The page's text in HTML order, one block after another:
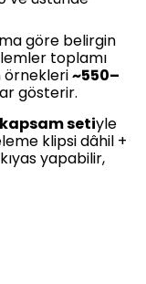
göre belirgin
toplamı
örnekleri~550–
gösterir.
setiyle
klipsi dâhil +
yapabilir,